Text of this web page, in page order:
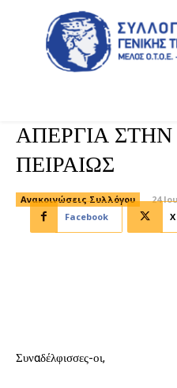
ΑΠΕΡΓΙΑ
ΠΕΙΡΑΙΩΣ
Ανακοινώσεις Συλλόγου
24
Facebook
X
Συναδέλφισσες-οι,